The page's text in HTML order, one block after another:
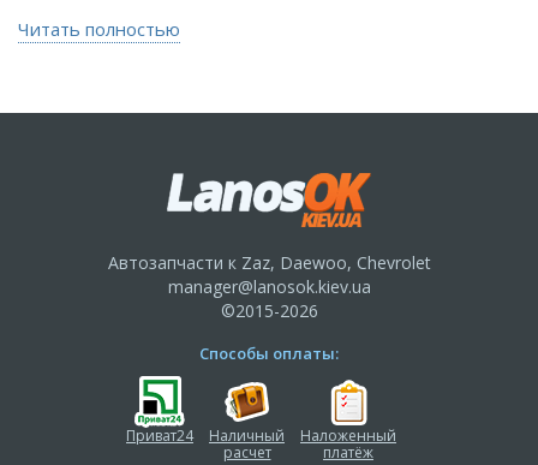
Читать полностью
Автозапчасти к Zaz, Daewoo, Chevrolet
manager@lanosok.kiev.ua
©2015-2026
Способы оплаты:
Приват24
Наличный
расчет
Наложенный
платёж